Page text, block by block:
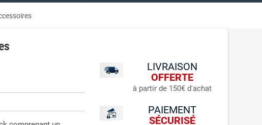
LIVRAISON
OFFERTE
à partir de 150€ d'achat
PAIEMENT
SÉCURISÉ